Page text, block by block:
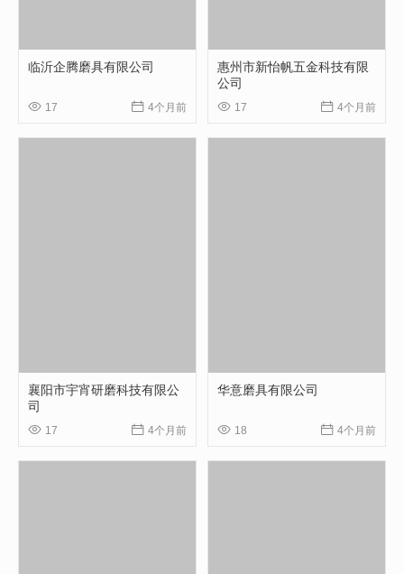
临沂企腾磨具有限公司
 17  4个月前
惠州市新怡帆五金科技有限
公司
 17  4个月前
襄阳市宇宵研磨科技有限公
司
 17  4个月前
华意磨具有限公司
 18  4个月前